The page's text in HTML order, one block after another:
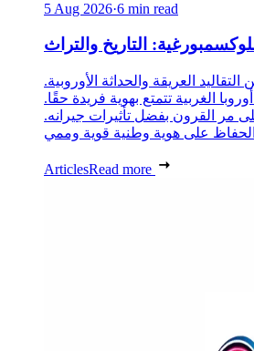
5 Aug 2026·6 min read
التاريخ والتراث
العريقة والحداثة الأوروبية.
الغربية تتمتع بهوية فريدة حقًا.
على مر القرون بفضل تأثيرات جيرانه.
ArticlesRead more